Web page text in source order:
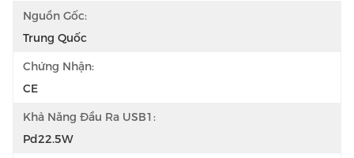
Nguồn Gốc:
Trung Quốc
Chứng Nhận:
CE
Khả Năng Đầu Ra USB1:
Pd22.5W